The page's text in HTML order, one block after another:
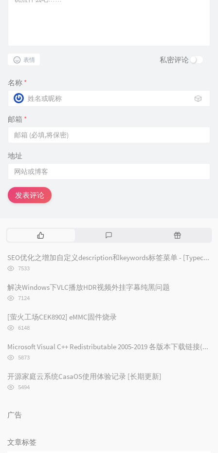
表情 私密评论
名称 *
🎲
邮箱 *
地址
发表评论
热
文
评
随
文
SEO优化之增加自定义description和keywords标签菜单 - [Typecho/Handsome]
浏
次
数:
7533
解决Windows下VLC播放HDR视频外挂字幕纯黑问题
浏
次
数:
7124
[萤火工场CEK8902] eMMC固件烧录
浏
数:
6148
Microsoft Visual C++ Redistributable 2005-2019 各版本下载链接(2019/2017/2015/2013/2012/2010/2008/2005)
浏
次
数:
5873
开源家庭云系统CasaOS使用体验记录 [长期更新]
浏
数:
5494
广告
文章标签